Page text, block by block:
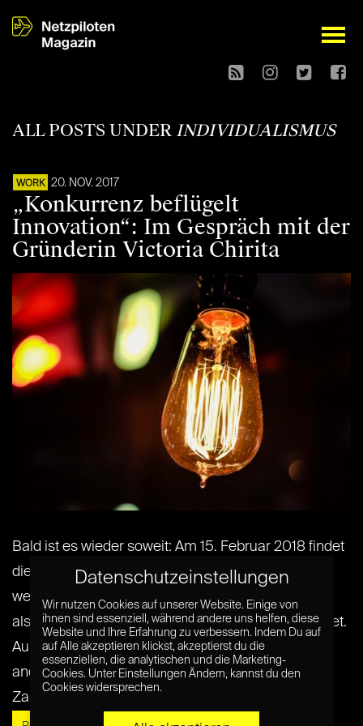
open
ALL POSTS UNDER INDIVIDUALISMUS
WORK 20. NOV. 2017
„Konkurrenz beflügelt
Innovation“: Im Gespräch mit der
Gründerin Victoria Chirita
Bald ist es wieder soweit: Am 15. Februar 2018 findet
die E-Commerce Berlin Expo statt. Dieses Jahr
werden 100 Aussteller, 4.000 Besucher und mehr
als 40 Unternehmen aus der E-Commerce erwartet.
Außerdem dürft ihr euch auf 40 Referenten, unter
anderem von L’Oreal, eBay, Facebook, Google,
Zalando, und ihre spannenden Vorträge[...] [...]
Datenschutzeinstellungen
Wir nutzen Cookies auf unserer Website. Einige von
ihnen sind essenziell, während andere uns helfen, diese
Website und Ihre Erfahrung zu verbessern. Indem Du auf
auf Alle akzeptieren klickst, akzeptierst du die
essenziellen, die analytischen und die Marketing-
Cookies. Unter Einstellungen Ändern, kannst du den
Cookies widersprechen.